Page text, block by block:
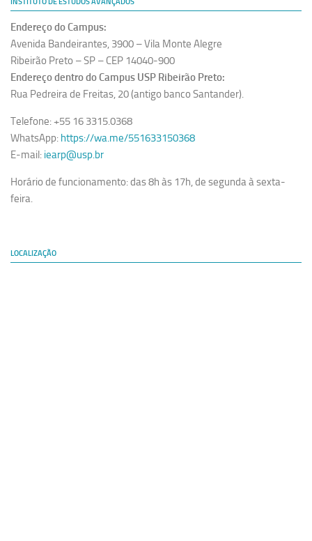
INSTITUTO DE ESTUDOS AVANÇADOS
Endereço do Campus:
Avenida Bandeirantes, 3900 – Vila Monte Alegre
Ribeirão Preto – SP – CEP 14040-900
Endereço dentro do Campus USP Ribeirão Preto:
Rua Pedreira de Freitas, 20 (antigo banco Santander).
Telefone: +55 16 3315.0368
WhatsApp: https://wa.me/551633150368
E-mail: iearp@usp.br
Horário de funcionamento: das 8h às 17h, de segunda à sexta-
feira.
LOCALIZAÇÃO